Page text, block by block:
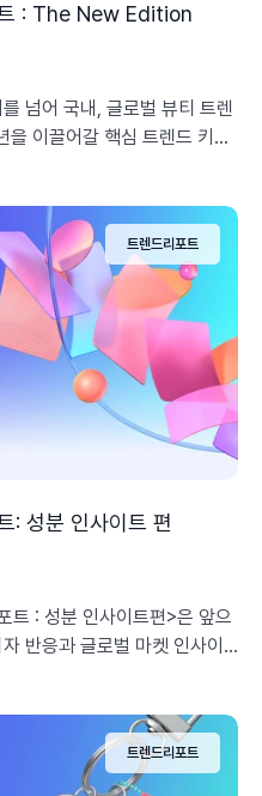
: The New Edition
넘어 국내, 글로벌 뷰티 트렌
이끌어갈 핵심 트렌드 키워
트렌드리포트
: 성분 인사이트 편
트 : 성분 인사이트편>은 앞으
반응과 글로벌 마켓 인사이
트렌드리포트